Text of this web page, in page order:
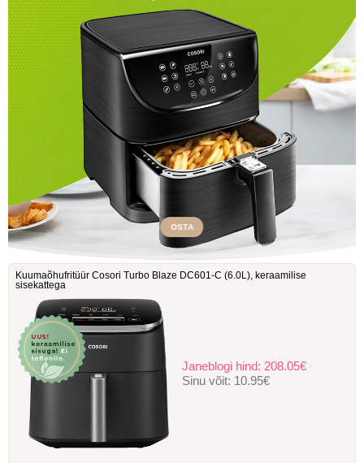
OSTA
Kuumaõhufritüür Cosori Turbo Blaze DC601-C ‎(6.0L), keraamilise
sisekattega
Janeblogi hind: 208.05€
Sinu võit: 10.95€